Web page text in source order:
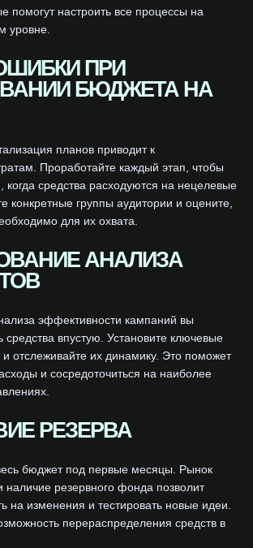
помогут настроить все процессы на
уровне.
ПРИ
БЮДЖЕТА НА
планов приводит к
Проработайте каждый этап, чтобы
когда средства расходуются на нецелевые
конкретные группы аудитории и оцените,
для их охвата.
АНАЛИЗА
эффективности кампаний вы
средства впустую. Установите ключевые
и отслеживайте их динамику. Это поможет
и сосредоточиться на наиболее
РЕЗЕРВА
бюджет под первые месяцы. Рынок
наличие резервного фонда позволит
на изменения и тестировать новые идеи.
перераспределения средств в